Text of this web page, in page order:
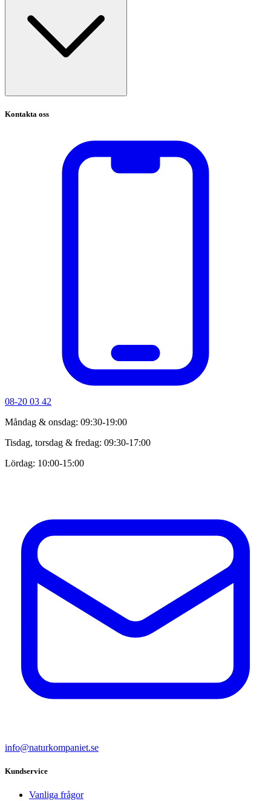
Kontakta oss
08-20 03 42
Måndag & onsdag: 09:30-19:00
Tisdag, torsdag & fredag: 09:30-17:00
Lördag: 10:00-15:00
info@naturkompaniet.se
Kundservice
Vanliga frågor